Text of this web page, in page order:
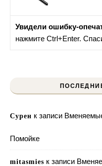
Увидели ошибку-
нажмите Ctrl+Enter.
Сурен к записи
Помойке
mitasmies к записи